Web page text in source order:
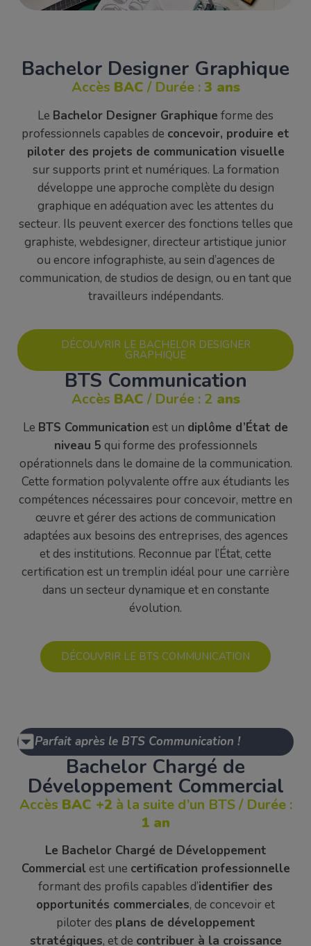
Bachelor Designer Graphique
Accès BAC / Durée :3 ans
Le Bachelor Designer Graphique forme des
professionnels capables de concevoir, produire et
piloter des projets de communication visuelle
sur supports print et numériques. La formation
développe une approche complète du design
graphique en adéquation avec les attentes du
secteur. Ils peuvent exercer des fonctions telles que
graphiste, webdesigner, directeur artistique junior
ou encore infographiste, au sein d’agences de
communication, de studios de design, ou en tant que
travailleurs indépendants.
DÉCOUVRIR LE BACHELOR DESIGNER
GRAPHIQUE
BTS Communication
Accès BAC / Durée : 2ans
Le BTS Communication est un diplôme d’État de
niveau 5 qui forme des professionnels
opérationnels dans le domaine de la communication.
Cette formation polyvalente offre aux étudiants les
compétences nécessaires pour concevoir, mettre en
œuvre et gérer des actions de communication
adaptées aux besoins des entreprises, des agences
et des institutions. Reconnue par l’État, cette
certification est un tremplin idéal pour une carrière
dans un secteur dynamique et en constante
évolution.
DÉCOUVRIR LE BTS COMMUNICATION
Parfait après le BTS Communication !
Bachelor Chargé de
Développement Commercial
Accès BAC +2à la suite d’un BTS / Durée :
1 an
Le Bachelor Chargé de Développement
Commercialest une certification professionnelle
formant des profils capables d’identifier des
opportunités commerciales, de concevoir et
piloter des plans de développement
stratégiques, et de contribuer à la croissance